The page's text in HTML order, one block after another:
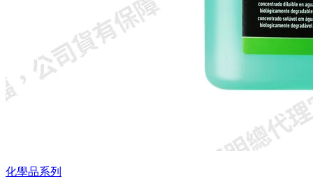
化學品系列